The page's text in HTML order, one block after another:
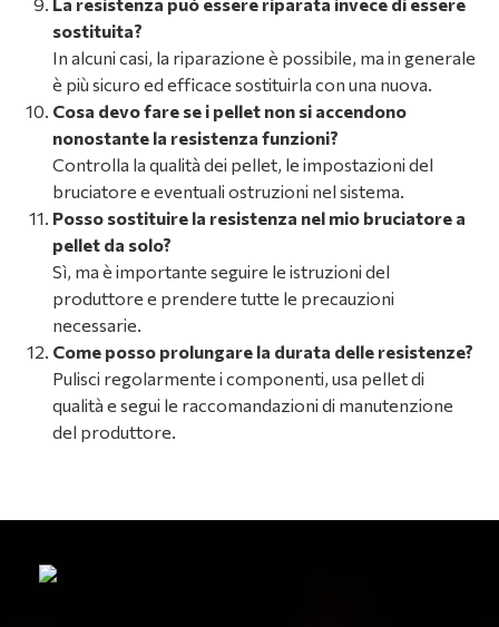
sostituita?
In alcuni casi, la riparazione è possibile, ma in generale
è più sicuro ed efficace sostituirla con una nuova.
Cosa devo fare se i pellet non si accendono
nonostante la resistenza funzioni?
Controlla la qualità dei pellet, le impostazioni del
bruciatore e eventuali ostruzioni nel sistema.
Posso sostituire la resistenza nel mio bruciatore a
pellet da solo?
Sì, ma è importante seguire le istruzioni del
produttore e prendere tutte le precauzioni
necessarie.
Come posso prolungare la durata delle resistenze?
Pulisci regolarmente i componenti, usa pellet di
qualità e segui le raccomandazioni di manutenzione
del produttore.